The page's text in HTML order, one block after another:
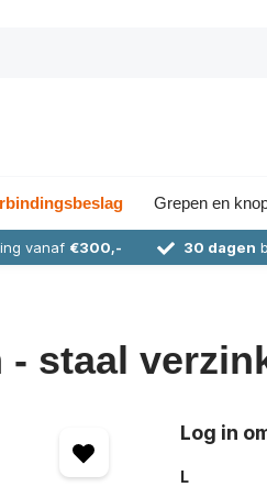
Grepen en
vanaf €300,- 30 dagen
- staal
Log in
L